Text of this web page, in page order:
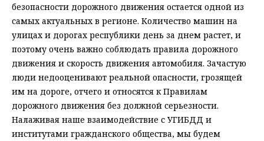
безопасности дорожного движения остается одной из
самых актуальных в регионе. Количество машин на
улицах и дорогах республики день за днем растет, и
поэтому очень важно соблюдать правила дорожного
движения и скорость движения автомобиля. Зачастую
люди недооценивают реальной опасности, грозящей
им на дороге, отчего и относятся к Правилам
дорожного движения без должной серьезности.
Налаживая наше взаимодействие с УГИБДД и
институтами гражданского общества, мы будем